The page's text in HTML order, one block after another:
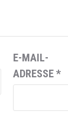
E-MAIL-
ADRESSE*